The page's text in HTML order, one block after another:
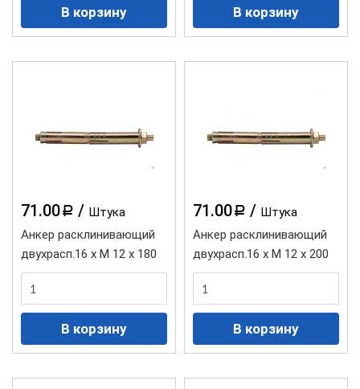
71.00 a / Штука
Анкер расклинивающий
двухрасп.16 х М 12 х 180
71.00 a / Штука
Анкер расклинивающий
двухрасп.16 х М 12 х 200